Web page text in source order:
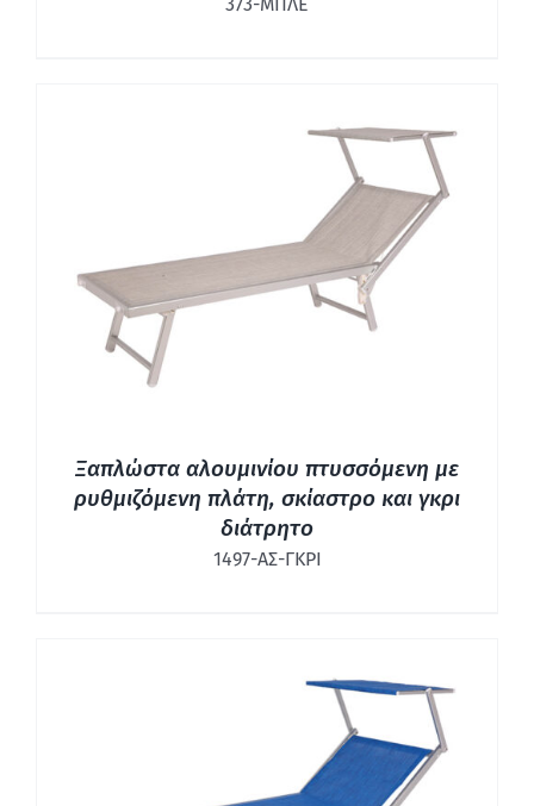
ΛΕΠΤΟΜΈΡΕΙΕΣ
Ξαπλώστα αλουμινίου πτυσσόμενη με
ρυθμιζόμενη πλάτη, σκίαστρο και γκρι
διάτρητο
1497-ΑΣ-ΓΚΡΙ